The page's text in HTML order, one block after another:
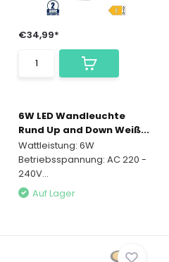
€34,99*
6W LED Wandleuchte
Rund Up and Down Weiß...
Wattleistung: 6W
Betriebsspannung: AC 220 -
240V...
Auf Lager